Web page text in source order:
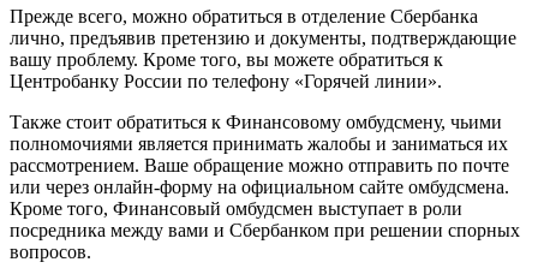
Прежде всего, можно обратиться в отделение Сбербанка
лично, предъявив претензию и документы, подтверждающие
вашу проблему. Кроме того, вы можете обратиться к
Центробанку России по телефону «Горячей линии».
Также стоит обратиться к Финансовому омбудсмену, чьими
полномочиями является принимать жалобы и заниматься их
рассмотрением. Ваше обращение можно отправить по почте
или через онлайн-форму на официальном сайте омбудсмена.
Кроме того, Финансовый омбудсмен выступает в роли
посредника между вами и Сбербанком при решении спорных
вопросов.